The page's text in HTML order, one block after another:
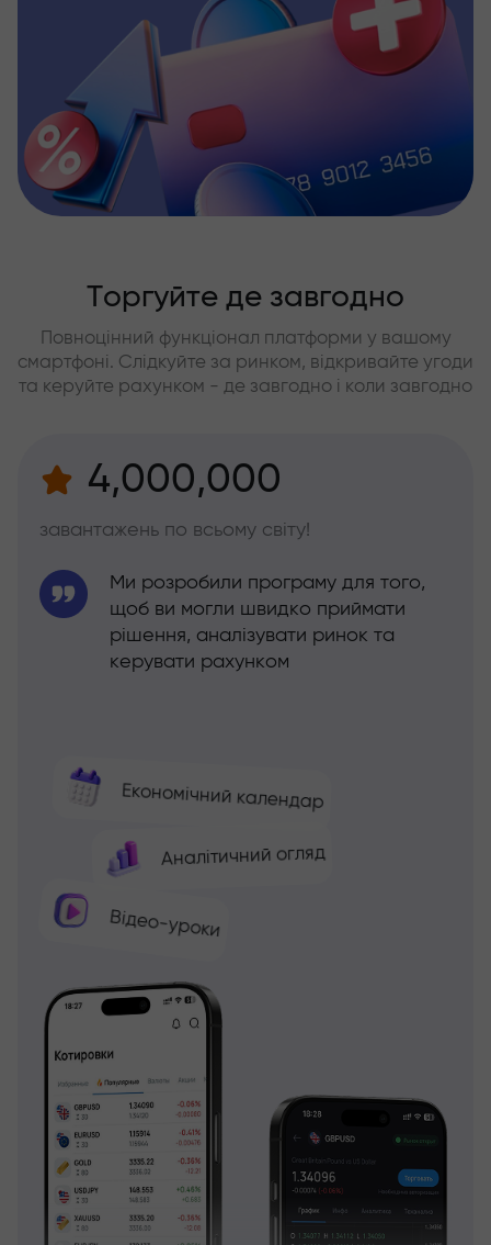
Торгуйте де завгодно
Повноцінний функціонал платформи у вашому
смартфоні. Слідкуйте за ринком, відкривайте угоди
та керуйте рахунком - де завгодно і коли завгодно
4,000,000
завантажень по всьому світу!
Економічний календар
Аналітичний огляд
Відео-уроки
Ми розробили програму для того,
щоб ви могли швидко приймати
рішення, аналізувати ринок та
керувати рахунком